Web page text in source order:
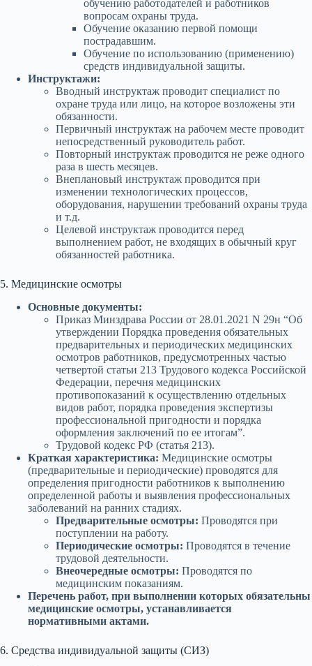
обучению работодателей и работников
вопросам охраны труда.
Обучение оказанию первой помощи
пострадавшим.
Обучение по использованию (применению)
средств индивидуальной защиты.
Инструктажи:
Вводный инструктаж проводит специалист по
охране труда или лицо, на которое возложены эти
обязанности.
Первичный инструктаж на рабочем месте проводит
непосредственный руководитель работ.
Повторный инструктаж проводится не реже одного
раза в шесть месяцев.
Внеплановый инструктаж проводится при
изменении технологических процессов,
оборудования, нарушении требований охраны труда
и т.д.
Целевой инструктаж проводится перед
выполнением работ, не входящих в обычный круг
обязанностей работника.
5. Медицинские осмотры
Основные документы:
Приказ Минздрава России от 28.01.2021 N 29н “Об
утверждении Порядка проведения обязательных
предварительных и периодических медицинских
осмотров работников, предусмотренных частью
четвертой статьи 213 Трудового кодекса Российской
Федерации, перечня медицинских
противопоказаний к осуществлению отдельных
видов работ, порядка проведения экспертизы
профессиональной пригодности и порядка
оформления заключений по ее итогам”.
Трудовой кодекс РФ (статья 213).
Краткая характеристика: Медицинские осмотры
(предварительные и периодические) проводятся для
определения пригодности работников к выполнению
определенной работы и выявления профессиональных
заболеваний на ранних стадиях.
Предварительные осмотры: Проводятся при
поступлении на работу.
Периодические осмотры: Проводятся в течение
трудовой деятельности.
Внеочередные осмотры: Проводятся по
медицинским показаниям.
Перечень работ, при выполнении которых обязательны
медицинские осмотры, устанавливается
нормативными актами.
6. Средства индивидуальной защиты (СИЗ)